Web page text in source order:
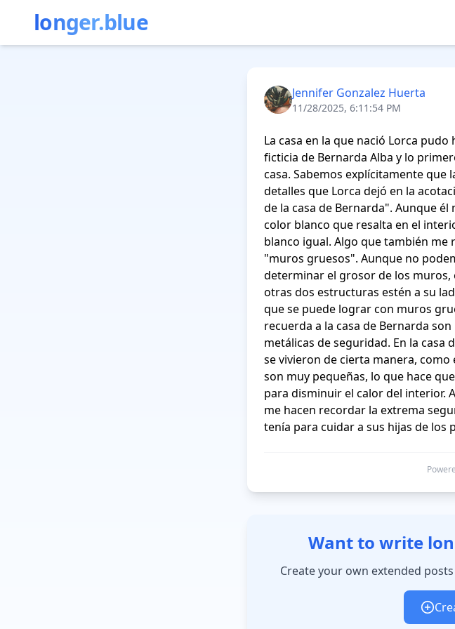
longer.blue
Jennifer Gonzalez Huerta
11/28/2025, 6:11:54 PM
La casa en la que nació Lorca
ficticia de Bernarda Alba y lo
casa. Sabemos explícitamente que
detalles que Lorca dejó en la
de la casa de Bernarda". Aunque
color blanco que resalta en el
blanco igual. Algo que también me
"muros gruesos". Aunque no
determinar el grosor de los muros,
otras dos estructuras estén a su
que se puede lograr con muros
recuerda a la casa de Bernarda
metálicas de seguridad. En la casa
se vivieron de cierta manera, como
son muy pequeñas, lo que hace
para disminuir el calor del interior.
me hacen recordar la extrema
tenía para cuidar a sus hijas de los
Want to write
Create your own extended